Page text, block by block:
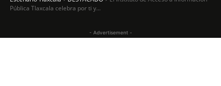
Pública Tlaxcala celebra por ti y...
- Advertisement -